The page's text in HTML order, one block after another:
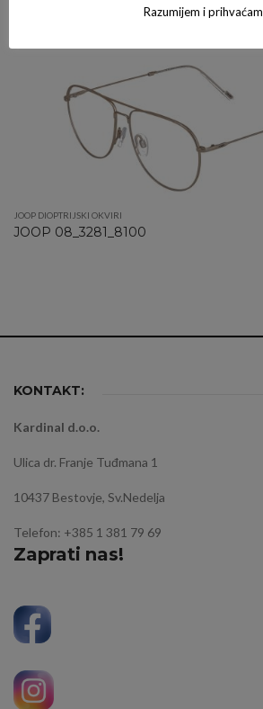
JOOP 08_3282_1036
JOOP DIOPTRIJSKI OKVIRI
JOOP 08_3281_8100
KONTAKT:
Kardinal d.o.o.
Ulica dr. Franje Tuđmana 1
10437 Bestovje, Sv.Nedelja
Telefon: +385 1 381 79 69
Zaprati nas!
Razumijem i prihvaćam